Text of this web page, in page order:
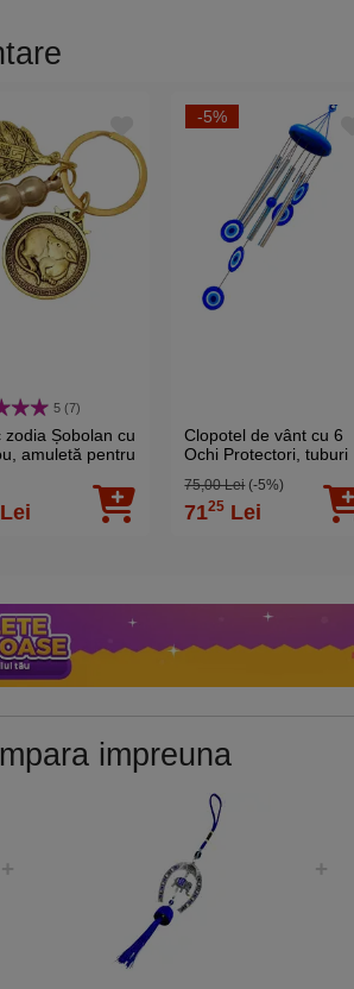
5 (7)
zodia Șobolan cu
amuletă pentru
solid auriu 6 cm
Lei
-5%
Clopotel de vânt cu 6
Ochi Protectori, tuburi
armonie în spațiul tău,
82 cm
75,00 Lei(-5%)
7125 Lei
impreuna